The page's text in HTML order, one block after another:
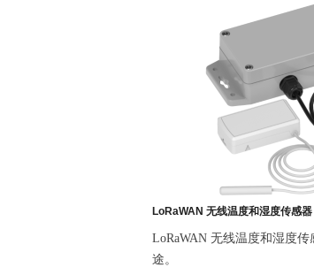
LoRaWAN 无线温度和湿度传感器
LoRaWAN 无线温度和湿度
途。